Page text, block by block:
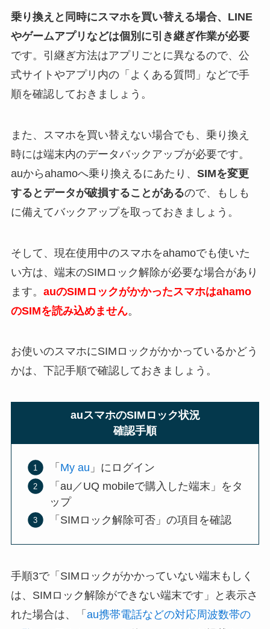
乗り換えと同時にスマホを買い替える場合、LINE
やゲームアプリなどは個別に引き継ぎ作業が必要
です。引継ぎ方法はアプリごとに異なるので、公
式サイトやアプリ内の「よくある質問」などで手
順を確認しておきましょう。
また、スマホを買い替えない場合でも、乗り換え
時には端末内のデータバックアップが必要です。
auからahamoへ乗り換えるにあたり、 SIMを変更
するとデータが破損することがあるので、もしも
に備えてバックアップを取っておきましょう。
そして、現在使用中のスマホをahamoでも使いた
い方は、端末のSIMロック解除が必要な場合があり
ます。 auのSIMロックがかかったスマホはahamo
のSIMを読み込めません。
お使いのスマホにSIMロックがかかっているかどう
かは、下記手順で確認しておきましょう。
auスマホのSIMロック状況
確認手順
「 My au 」にログイン
「au／UQ mobileで購入した端末」をタ
ップ
「SIMロック解除可否」の項目を確認
手順3で「SIMロックがかかっていない端末もしく
は、SIMロック解除ができない端末です」と表示さ
れた場合は、「 au携帯電話などの対応周波数帯の